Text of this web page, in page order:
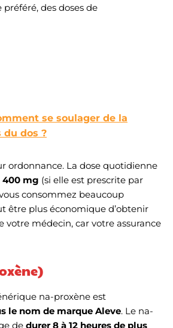
des doses de
se soulager de la
du dos ?
ordonnance. La dose quotidienne
400 mg (si elle est prescrite par
consommez beaucoup
être plus économique d’obtenir
votre médecin, car votre assurance
na-proxène est
le nom de marque Aleve. Le na-
de durer 8 à 12 heures de plus